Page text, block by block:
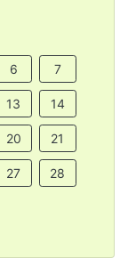
6 7
13 14
20 21
27 28